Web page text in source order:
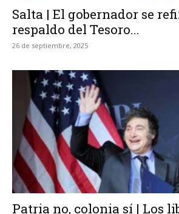
Salta | El gobernador se
respaldo del Tesoro...
26 de septiembre, 2025
Patria no, colonia sí | Los